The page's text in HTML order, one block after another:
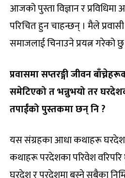
आजको पुस्ता विज्ञान र
परिचित हुन चाहन्छन् । मैले
समाजलाई चिनाउने प्रयत्न गरेको छु
प्रवासमा सप्तरङ्गी जीवन
समेटिएको त भन्नुभयो तर
तपाईंको पुस्तकमा छन् नि ?
यस संग्रहका आधा कथाहरू
कथाहरू परदेशका परिवेश